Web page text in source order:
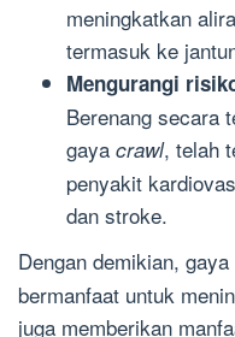
meningkatkan
termasuk ke
Mengurangi
Berenang secara
gaya crawl, telah
penyakit
dan stroke.
Dengan demikian,
bermanfaat untuk
juga memberikan